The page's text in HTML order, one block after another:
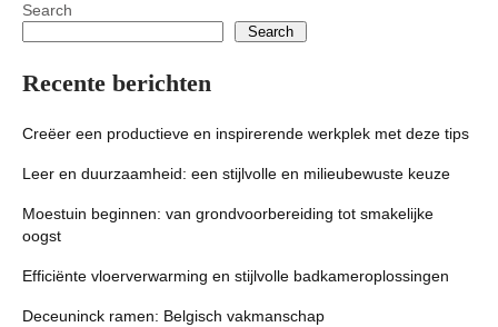
Search
Search
Recente berichten
Creëer een productieve en inspirerende werkplek met deze tips
Leer en duurzaamheid: een stijlvolle en milieubewuste keuze
Moestuin beginnen: van grondvoorbereiding tot smakelijke
oogst
Efficiënte vloerverwarming en stijlvolle badkameroplossingen
Deceuninck ramen: Belgisch vakmanschap